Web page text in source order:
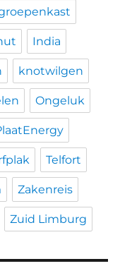
India
knotwilgen
Ongeluk
Telfort
Zakenreis
Zuid Limburg